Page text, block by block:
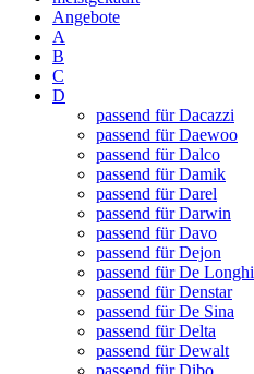
Angebote
A
B
C
D
passend für Dacazzi
passend für Daewoo
passend für Dalco
passend für Damik
passend für Darel
passend für Darwin
passend für Davo
passend für Dejon
passend für De Longhi
passend für Denstar
passend für De Sina
passend für Delta
passend für Dewalt